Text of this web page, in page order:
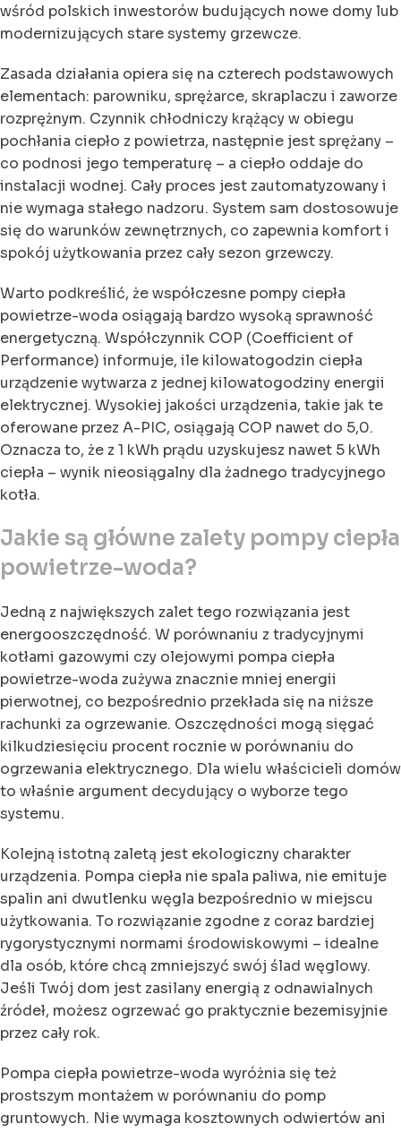
wśród polskich inwestorów budujących nowe domy lub
modernizujących stare systemy grzewcze.
Zasada działania opiera się na czterech podstawowych
elementach: parowniku, sprężarce, skraplaczu i zaworze
rozprężnym. Czynnik chłodniczy krążący w obiegu
pochłania ciepło z powietrza, następnie jest sprężany –
co podnosi jego temperaturę – a ciepło oddaje do
instalacji wodnej. Cały proces jest zautomatyzowany i
nie wymaga stałego nadzoru. System sam dostosowuje
się do warunków zewnętrznych, co zapewnia komfort i
spokój użytkowania przez cały sezon grzewczy.
Warto podkreślić, że współczesne pompy ciepła
powietrze-woda osiągają bardzo wysoką sprawność
energetyczną. Współczynnik COP (Coefficient of
Performance) informuje, ile kilowatogodzin ciepła
urządzenie wytwarza z jednej kilowatogodziny energii
elektrycznej. Wysokiej jakości urządzenia, takie jak te
oferowane przez A-PIC, osiągają COP nawet do 5,0.
Oznacza to, że z 1 kWh prądu uzyskujesz nawet 5 kWh
ciepła – wynik nieosiągalny dla żadnego tradycyjnego
kotła.
Jakie są główne zalety pompy ciepła
powietrze-woda?
Jedną z największych zalet tego rozwiązania jest
energooszczędność. W porównaniu z tradycyjnymi
kotłami gazowymi czy olejowymi pompa ciepła
powietrze-woda zużywa znacznie mniej energii
pierwotnej, co bezpośrednio przekłada się na niższe
rachunki za ogrzewanie. Oszczędności mogą sięgać
kilkudziesięciu procent rocznie w porównaniu do
ogrzewania elektrycznego. Dla wielu właścicieli domów
to właśnie argument decydujący o wyborze tego
systemu.
Kolejną istotną zaletą jest ekologiczny charakter
urządzenia. Pompa ciepła nie spala paliwa, nie emituje
spalin ani dwutlenku węgla bezpośrednio w miejscu
użytkowania. To rozwiązanie zgodne z coraz bardziej
rygorystycznymi normami środowiskowymi – idealne
dla osób, które chcą zmniejszyć swój ślad węglowy.
Jeśli Twój dom jest zasilany energią z odnawialnych
źródeł, możesz ogrzewać go praktycznie bezemisyjnie
przez cały rok.
Pompa ciepła powietrze-woda wyróżnia się też
prostszym montażem w porównaniu do pomp
gruntowych. Nie wymaga kosztownych odwiertów ani